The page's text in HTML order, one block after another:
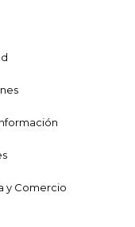
y Comercio